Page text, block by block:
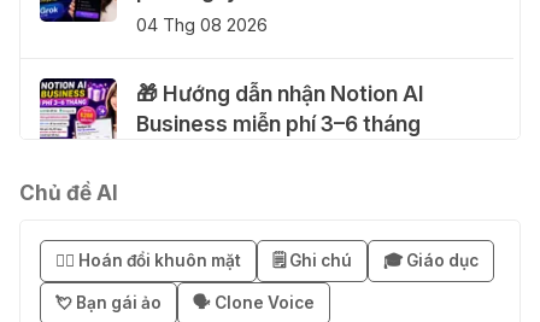
04 Thg 08 2026
🎁 Hướng dẫn nhận Notion AI
Business miễn phí 3–6 tháng
miễn phí bằng VPN Mexico
02 Thg 08 2026
Chủ đề AI
😶‍🌫️ Hoán đổi khuôn mặt 🗒️ Ghi chú 🎓 Giáo dục
💘 Bạn gái ảo 🗣️ Clone Voice